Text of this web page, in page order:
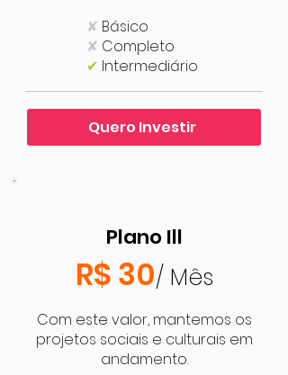
✘ Básico
✘ Completo
✔ Intermediário
Quero Investir
Plano Ill
R$ 30/ Mês
Com este valor, mantemos os
projetos sociais e culturais em
andamento.